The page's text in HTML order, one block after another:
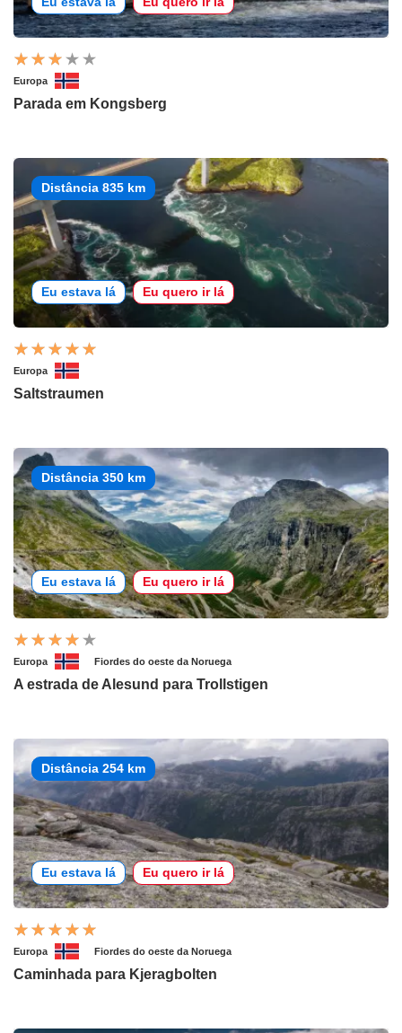
Europa
Parada em Kongsberg
Distância 835 km
Eu estava lá Eu quero ir lá
Europa
Saltstraumen
Distância 350 km
Eu estava lá Eu quero ir lá
Europa Fiordes do oeste da Noruega
A estrada de Alesund para Trollstigen
Distância 254 km
Eu estava lá Eu quero ir lá
Europa Fiordes do oeste da Noruega
Caminhada para Kjeragbolten